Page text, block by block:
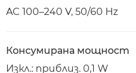
AC 100–240 V, 50/60 Hz
Консумирана мощност
Изкл.: приблиз. 0,1 W